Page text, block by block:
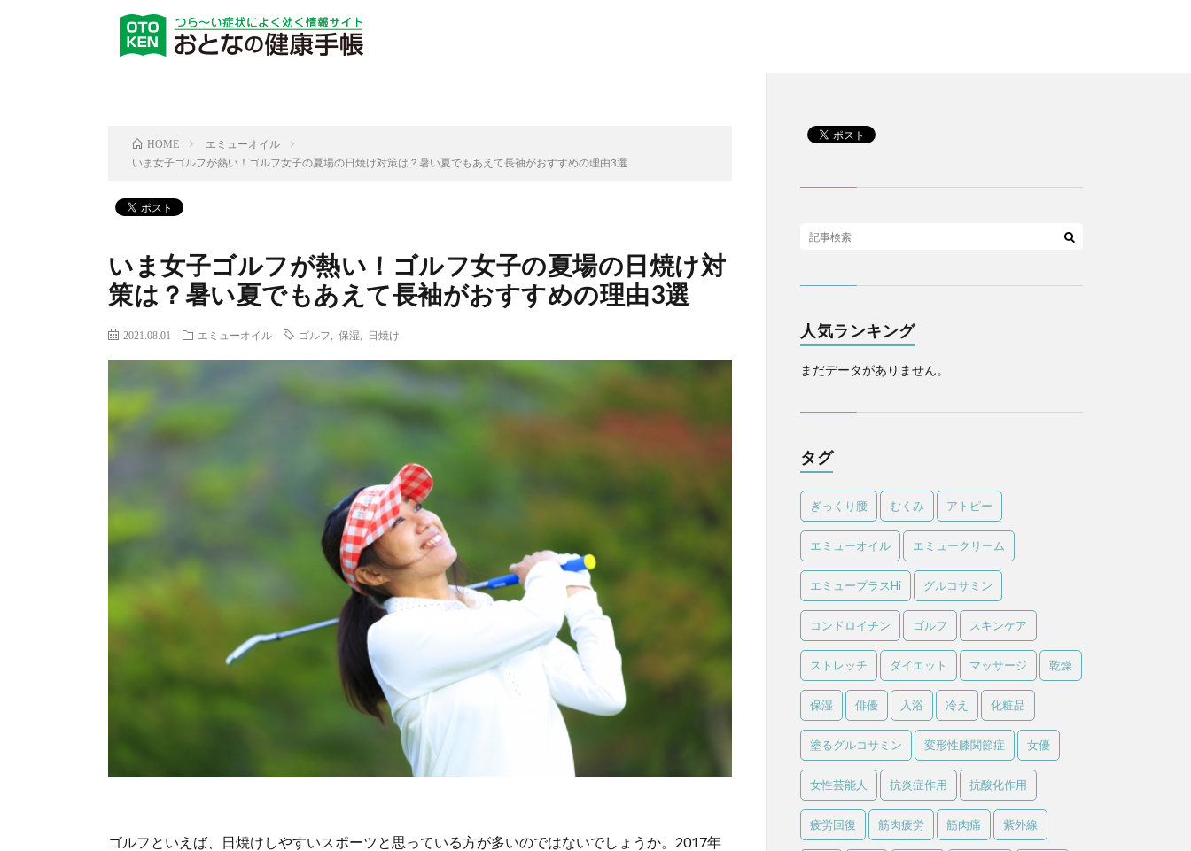
HOME
エミューオイル
いま女子ゴルフが熱い！ゴルフ女子の夏場の日焼け対策は？暑い夏でもあえて長袖がおすすめの理由3選
いま女子ゴルフが熱い！ゴルフ女子の夏場の日焼け対
策は？暑い夏でもあえて長袖がおすすめの理由3選
2021.08.01 エミューオイル ゴルフ 保湿 日焼け
ゴルフといえば、日焼けしやすいスポーツと思っている方が多いのではないでしょうか。2017年
人気ランキング
まだデータがありません。
タグ
ぎっくり腰 むくみ アトピー
エミューオイル エミュークリーム
エミュープラスHi グルコサミン
コンドロイチン ゴルフ スキンケア
ストレッチ ダイエット マッサージ 乾燥
保湿 俳優 入浴 冷え 化粧品
塗るグルコサミン 変形性膝関節症 女優
女性芸能人 抗炎症作用 抗酸化作用
疲労回復 筋肉疲労 筋肉痛 紫外線